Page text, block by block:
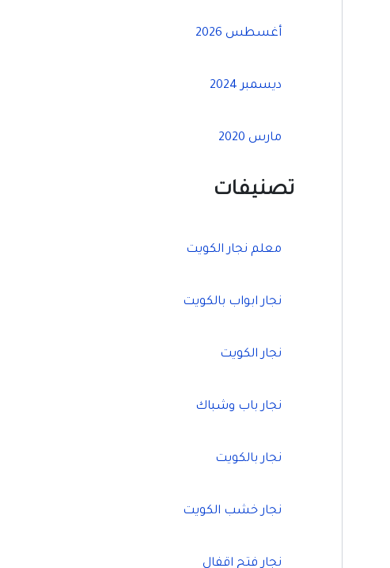
أغسطس 2026
ديسمبر 2024
مارس 2020
تصنيفات
معلم نجار الكويت
نجار ابواب بالكويت
نجار الكويت
نجار باب وشباك
نجار بالكويت
نجار خشب الكويت
نجار فتح اقفال